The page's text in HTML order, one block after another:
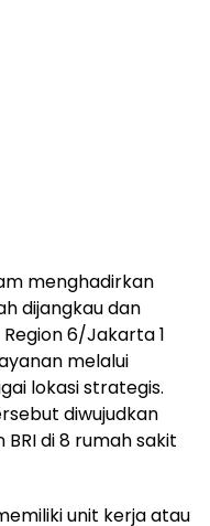
menghadirkan
dijangkau dan
6/Jakarta 1
melalui
lokasi strategis.
diwujudkan
di 8 rumah sakit
unit kerja atau